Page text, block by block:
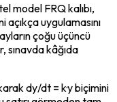
model FRQ kalıbı,
açıkça uygulamasını
çoğu üçüncü
sınavda kâğıda
dy/dt = k·y biçimini